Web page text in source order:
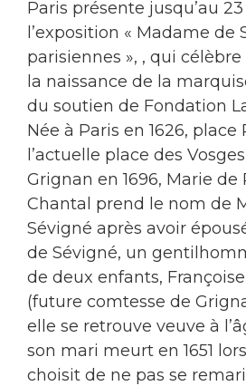
Paris présente jusqu’au
l’exposition « Madame de
parisiennes », , qui
la naissance de la
du soutien de Fondation
Née à Paris en 1626, place
l’actuelle place des
Grignan en 1696, Marie de
Chantal prend le nom de
Sévigné après avoir
de Sévigné, un
de deux enfants,
(future comtesse de
elle se retrouve veuve à
son mari meurt en 1651
choisit de ne pas se